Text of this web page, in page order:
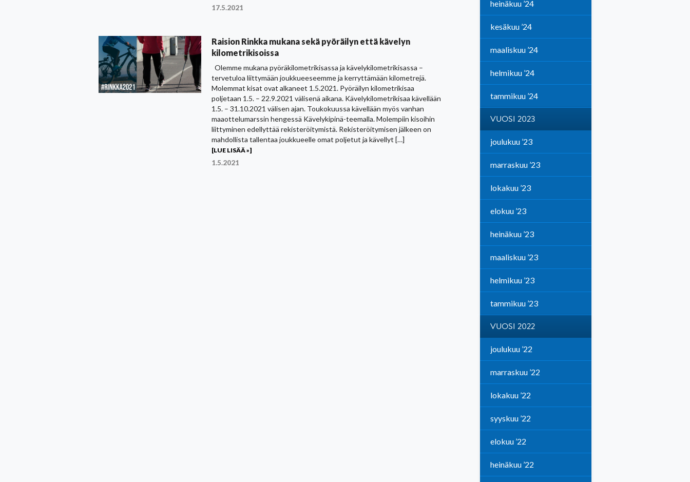
17.5.2021
Raision Rinkka mukana sekä pyöräilyn että kävelyn
kilometrikisoissa
Olemme mukana pyöräkilometrikisassa ja kävelykilometrikisassa –
tervetuloa liittymään joukkueeseemme ja kerryttämään kilometrejä.
Molemmat kisat ovat alkaneet 1.5.2021. Pyöräilyn kilometrikisaa
poljetaan 1.5. – 22.9.2021 välisenä aikana. Kävelykilometrikisaa kävellään
1.5. – 31.10.2021 välisen ajan. Toukokuussa kävellään myös vanhan
maaottelumarssin hengessä Kävelykipinä-teemalla. Molempiin kisoihin
liittyminen edellyttää rekisteröitymistä. Rekisteröitymisen jälkeen on
mahdollista tallentaa joukkueelle omat poljetut ja kävellyt […]
[LUE LISÄÄ »]
1.5.2021
heinäkuu ’24
kesäkuu ’24
maaliskuu ’24
helmikuu ’24
tammikuu ’24
VUOSI 2023
joulukuu ’23
marraskuu ’23
lokakuu ’23
elokuu ’23
heinäkuu ’23
maaliskuu ’23
helmikuu ’23
tammikuu ’23
VUOSI 2022
joulukuu ’22
marraskuu ’22
lokakuu ’22
syyskuu ’22
elokuu ’22
heinäkuu ’22